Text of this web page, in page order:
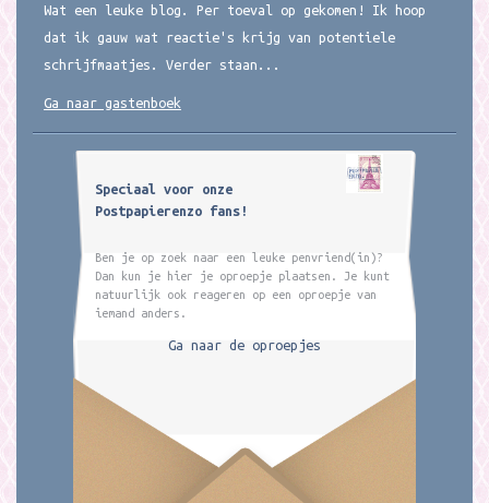
Wat een leuke blog. Per toeval op gekomen! Ik hoop
dat ik gauw wat reactie's krijg van potentiele
schrijfmaatjes. Verder staan...
Ga naar gastenboek
Speciaal voor onze
Postpapierenzo fans!
Ben je op zoek naar een leuke penvriend(in)?
Dan kun je hier je oproepje plaatsen. Je kunt
natuurlijk ook reageren op een oproepje van
iemand anders.
Ga naar de oproepjes